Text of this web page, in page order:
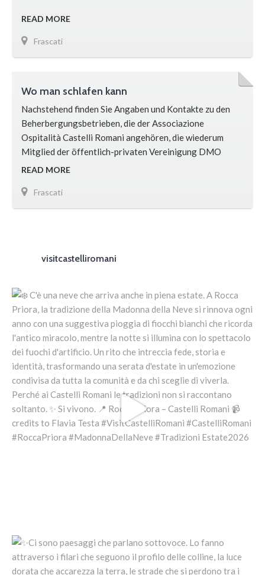
READ MORE
Frascati
Wo man schlafen kann
Nachstehend finden Sie Angaben und Kontakte zu den
Beherbergungsbetrieben, die der Associazione
Ospitalità Castelli Romani angehören, die wiederum
Mitglied der öffentlich-privaten Vereinigung DMO
Castelli Romani ist. HOTEL COLONNA *** Das Hotel
der Altstadt von Frascati und ist ein wunderschönes 3-
Sterne-Superior-Hotel mit 20 elegant im Empirestil
READ MORE
Frascati
visitcastelliromani